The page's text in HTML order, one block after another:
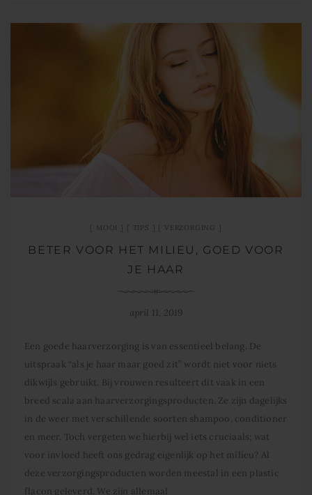
MOOI TIPS VERZORGING
BETER VOOR HET MILIEU, GOED VOOR
JE HAAR
april 11, 2019
Een goede haarverzorging is van essentieel belang. De
uitspraak “als je haar maar goed zit” wordt niet voor niets
dikwijls gebruikt. Bij vrouwen resulteert dit vaak in een
breed scala aan haarverzorgingsproducten. Ze zijn dagelijks
in de weer met verschillende soorten shampoo, conditioner
en meer. Toch vergeten we hierbij wel iets cruciaals; wat
voor invloed heeft ons gedrag eigenlijk op het milieu? Al
deze verzorgingsproducten worden meestal in een plastic
flacon geleverd. We zijn allemaal